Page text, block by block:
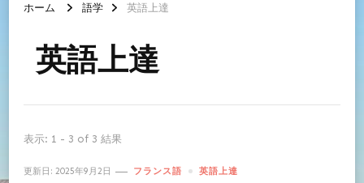
ホーム 語学 英語上達
英語上達
表示: 1 - 3 of 3 結果
更新日: 2025年9月2日 フランス語 英語上達